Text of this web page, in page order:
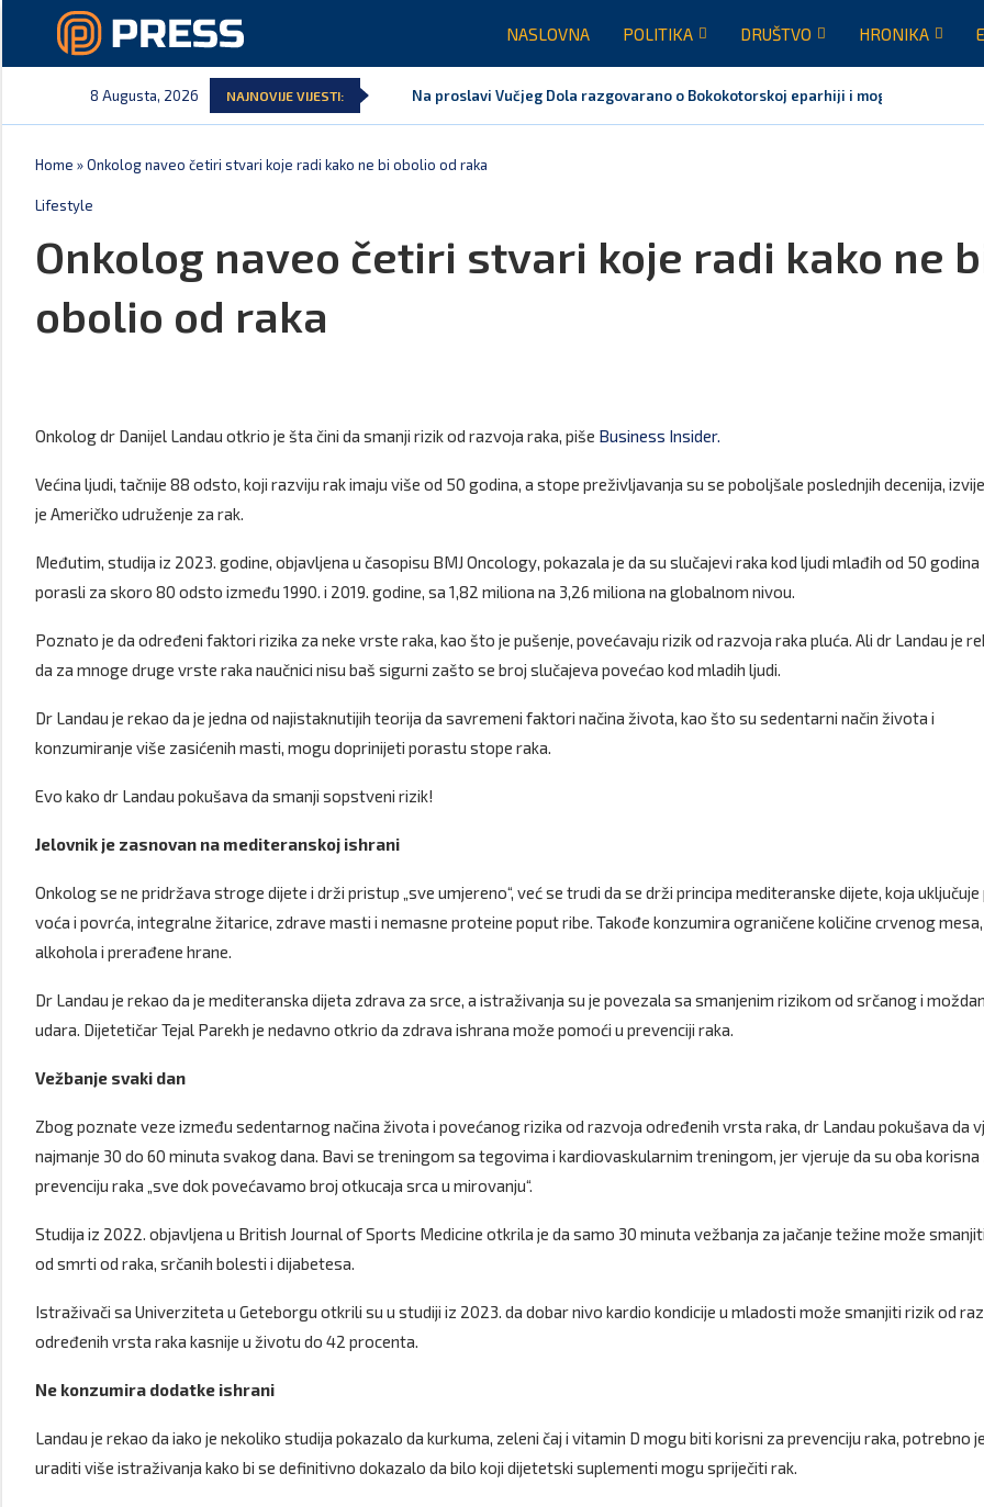
NASLOVNA POLITIKA DRUŠTVO HRONIKA
8 Augusta, 2026 NAJNOVIJE VIJESTI: Na proslavi Vučjeg Dola razgovarano o Bokokotorskoj eparhiji i mogućem
Home »Onkolog naveo četiri stvari koje radi kako ne bi obolio od raka
Lifestyle
Onkolog naveo četiri stvari koje radi kako ne
obolio od raka
Onkolog dr Danijel Landau otkrio je šta čini da smanji rizik od razvoja raka, piše Business Insider.
Većina ljudi, tačnije 88 odsto, koji razviju rak imaju više od 50 godina, a stope preživljavanja su se poboljšale poslednjih decenija,
je Američko udruženje za rak.
Međutim, studija iz 2023. godine, objavljena u časopisu BMJ Oncology, pokazala je da su slučajevi raka kod ljudi mlađih od 50 godina
porasli za skoro 80 ​​odsto između 1990. i 2019. godine, sa 1,82 miliona na 3,26 miliona na globalnom nivou.
Poznato je da određeni faktori rizika za neke vrste raka, kao što je pušenje, povećavaju rizik od razvoja raka pluća. Ali dr Landau je
da za mnoge druge vrste raka naučnici nisu baš sigurni zašto se broj slučajeva povećao kod mladih ljudi.
Dr Landau je rekao da je jedna od najistaknutijih teorija da savremeni faktori načina života, kao što su sedentarni način života i
konzumiranje više zasićenih masti, mogu doprinijeti porastu stope raka.
Evo kako dr Landau pokušava da smanji sopstveni rizik!
Jelovnik je zasnovan na mediteranskoj ishrani
Onkolog se ne pridržava stroge dijete i drži pristup „sve umjereno“, već se trudi da se drži principa mediteranske dijete, koja uključuje
voća i povrća, integralne žitarice, zdrave masti i nemasne proteine poput ribe. Takođe konzumira ograničene količine crvenog mesa,
alkohola i prerađene hrane.
Dr Landau je rekao da je mediteranska dijeta zdrava za srce, a istraživanja su je povezala sa smanjenim rizikom od srčanog i
udara. Dijetetičar Tejal Parekh je nedavno otkrio da zdrava ishrana može pomoći u prevenciji raka.
Vežbanje svaki dan
Zbog poznate veze između sedentarnog načina života i povećanog rizika od razvoja određenih vrsta raka, dr Landau pokušava da
najmanje 30 do 60 minuta svakog dana. Bavi se treningom sa tegovima i kardiovaskularnim treningom, jer vjeruje da su oba korisna
prevenciju raka „sve dok povećavamo broj otkucaja srca u mirovanju“.
Studija iz 2022. objavljena u British Journal of Sports Medicine otkrila je da samo 30 minuta vežbanja za jačanje težine može
od smrti od raka, srčanih bolesti i dijabetesa.
Istraživači sa Univerziteta u Geteborgu otkrili su u studiji iz 2023. da dobar nivo kardio kondicije u mladosti može smanjiti rizik od
određenih vrsta raka kasnije u životu do 42 procenta.
Ne konzumira dodatke ishrani
Landau je rekao da iako je nekoliko studija pokazalo da kurkuma, zeleni čaj i vitamin D mogu biti korisni za prevenciju raka, potrebno je
uraditi više istraživanja kako bi se definitivno dokazalo da bilo koji dijetetski suplementi mogu spriječiti rak.